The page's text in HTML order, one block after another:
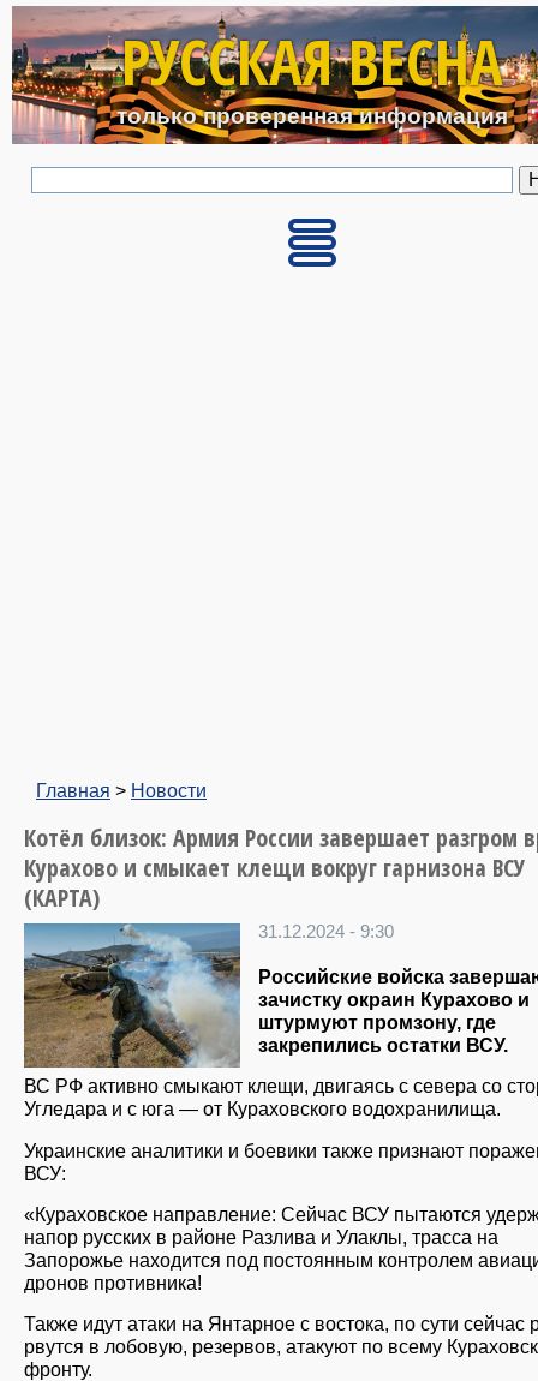
Перейти к основному
РУССКАЯ ВЕСНА
только проверенная информация
Главная > Новости
Котёл близок: Армия России завершает разгром
Курахово и смыкает клещи вокруг гарнизона ВСУ
(КАРТА)
31.12.2024 - 9:30
Российские войска
зачистку окраин Курахово и
штурмуют промзону, где
закрепились остатки ВСУ.
ВС РФ активно смыкают клещи, двигаясь с севера со
Угледара и с юга — от Кураховского водохранилища.
Украинские аналитики и боевики также признают
ВСУ:
«Кураховское направление: Сейчас ВСУ пытаются
напор русских в районе Разлива и Улаклы, трасса на
Запорожье находится под постоянным контролем
дронов противника!
Также идут атаки на Янтарное с востока, по сути сейчас
рвутся в лобовую, резервов, атакуют по всему
фронту.